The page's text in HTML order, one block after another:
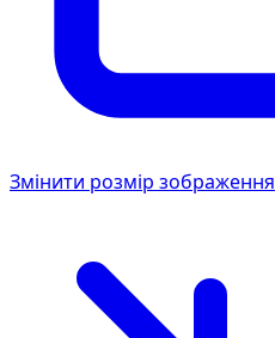
Змінити розмір зображення